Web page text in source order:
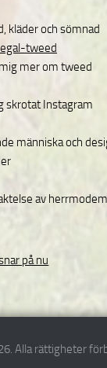
kläder och sömnad
tweed
mer om tweed
skrotat Instagram
människa och
av
på nu
Alla rättigheter